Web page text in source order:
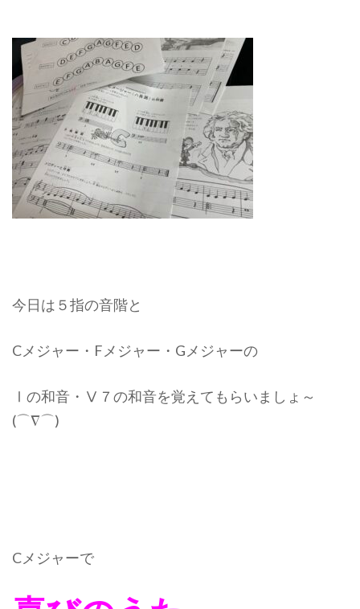
今日は５指の音階と
Cメジャー・Fメジャー・Gメジャーの
Ⅰの和音・Ⅴ７の和音を覚えてもらいましょ～
(⌒∇⌒)
Cメジャーで